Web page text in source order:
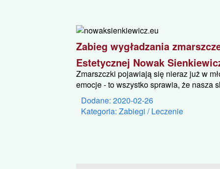
Zabieg wygładzania
Estetycznej Nowak
Zmarszczki pojawiają się nieraz już w
emocje - to wszystko sprawia, że nasza
Dodane: 2020-02-26
Kategoria: Zabiegi / Leczenie